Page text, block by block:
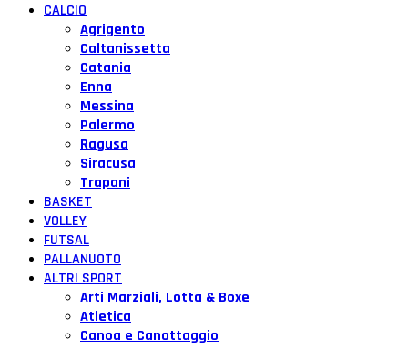
CALCIO
Agrigento
Caltanissetta
Catania
Enna
Messina
Palermo
Ragusa
Siracusa
Trapani
BASKET
VOLLEY
FUTSAL
PALLANUOTO
ALTRI SPORT
Arti Marziali, Lotta & Boxe
Atletica
Canoa e Canottaggio